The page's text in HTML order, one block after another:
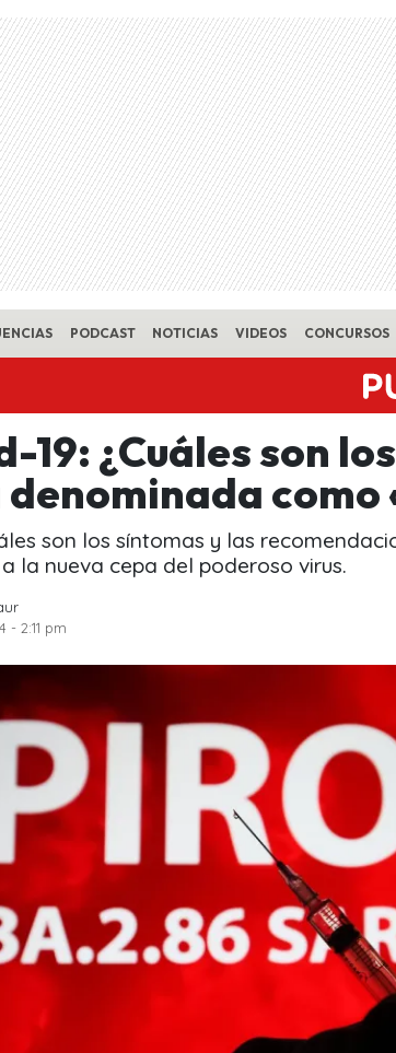
PODCAST NOTICIAS VIDEOS CONCURSOS
19: ¿Cuáles son
denominada como
son los síntomas y las
la nueva cepa del poderoso virus.
- 2:11 pm